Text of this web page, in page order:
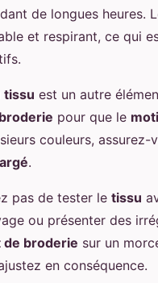
de longues heures.
et respirant, ce qui
tissu est un autre
pour que le
couleurs, assurez-
.
pas de tester le tissu
ou présenter des
de broderie sur un
en conséquence.